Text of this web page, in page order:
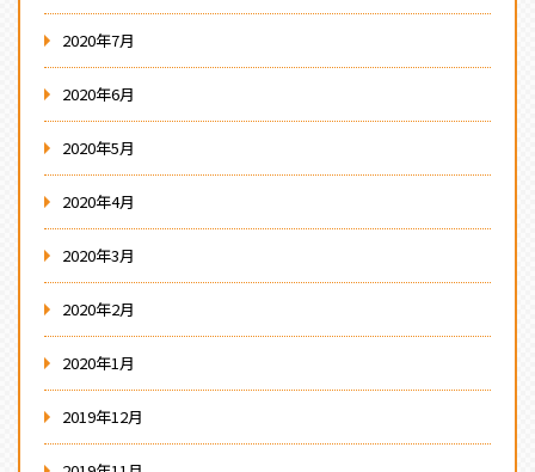
2020年7月
2020年6月
2020年5月
2020年4月
2020年3月
2020年2月
2020年1月
2019年12月